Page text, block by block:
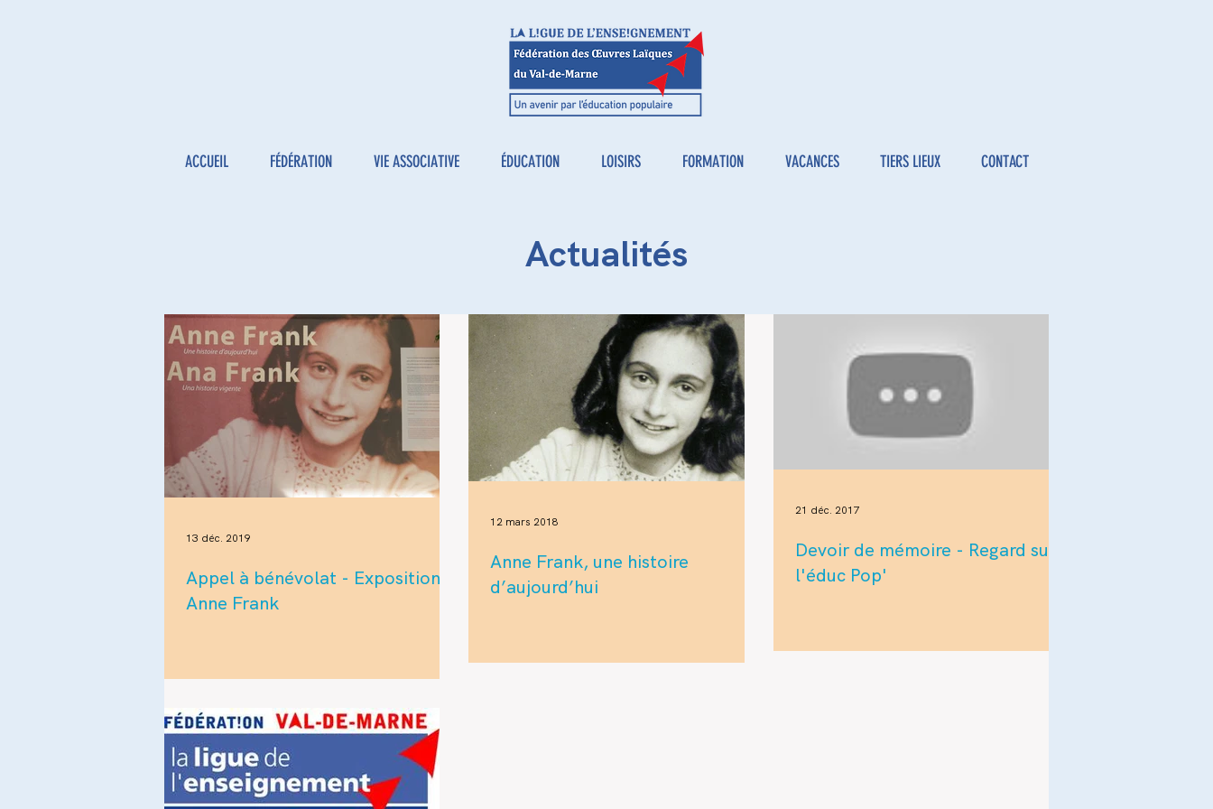
ACCUEIL FÉDÉRATION VIE ASSOCIATIVE ÉDUCATION LOISIRS FORMATION VACANCES TIERS LIEUX CONTACT
Actualités
Appel à bénévolat - Exposition
Anne Frank
13 déc. 2019
Anne Frank, une histoire
d’aujourd’hui
12 mars 2018
Devoir de mémoire - Regard sur
l'éduc Pop'
21 déc. 2017